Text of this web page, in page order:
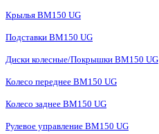
Крылья BM150 UG
Подставки BM150 UG
Диски колесные/Покрышки BM150 UG
Колесо переднее BM150 UG
Колесо заднее BM150 UG
Рулевое управление BM150 UG